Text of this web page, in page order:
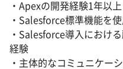
・Apexの開発経験1年以上
・Salesforce標準機能を
・Salesforce導入におけ
経験
・主体的なコミュニケー